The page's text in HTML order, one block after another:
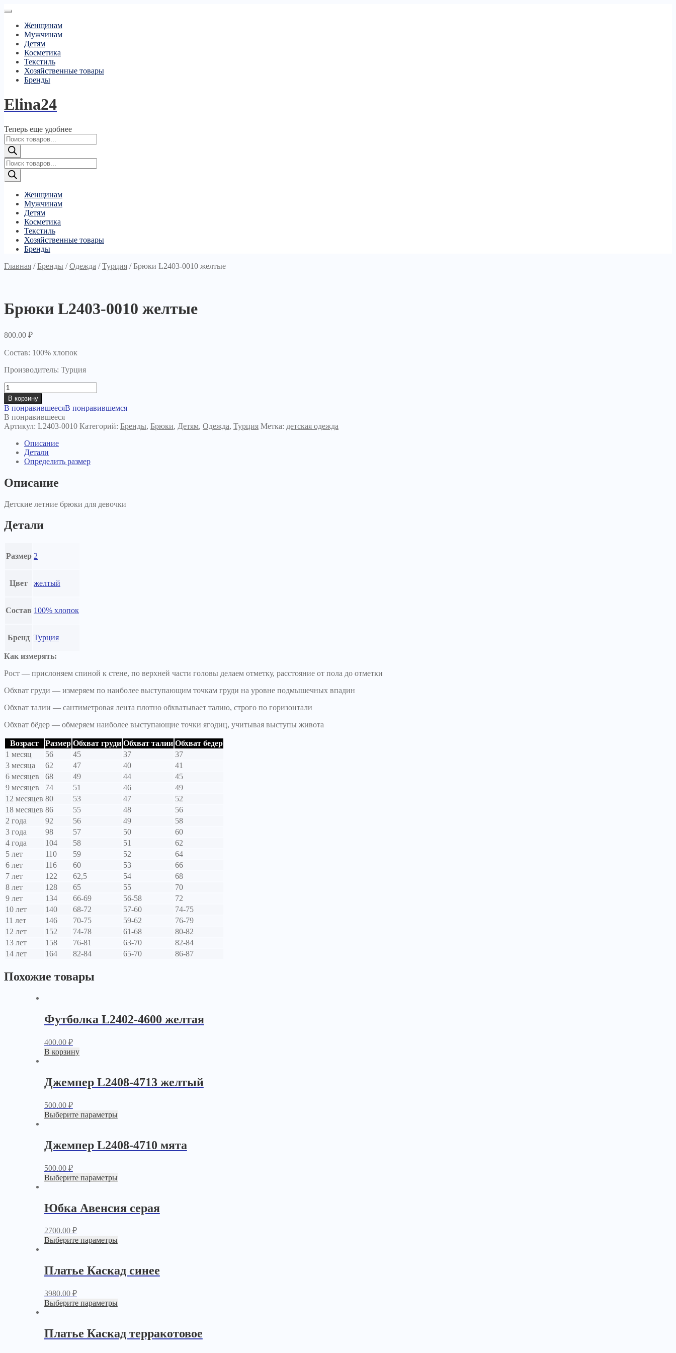
Женщинам
Мужчинам
Детям
Косметика
Текстиль
Хозяйственные товары
Бренды
Elina24
Теперь еще удобнее
Поиск
товаров
Поиск
товаров
Женщинам
Мужчинам
Детям
Косметика
Текстиль
Хозяйственные товары
Бренды
Главная /Бренды /Одежда /Турция /Брюки L2403-0010 желтые
Брюки L2403-0010 желтые
800.00 ₽
Состав: 100% хлопок
Производитель: Турция
Количество
товара
Брюки
L2403-
0010
желтые
В корзину
В понравившеесяВ понравившемся
В понравившееся
Артикул: L2403-0010 Категорий: Бренды, Брюки, Детям, Одежда, Турция Метка: детская одежда
Описание
Детали
Определить размер
Описание
Детские летние брюки для девочки
Детали
Размер 2
Цвет желтый
Состав 100% хлопок
Бренд Турция
Как измерять:
Рост — прислоняем спиной к стене, по верхней части головы делаем отметку, расстояние от пола до отметки
Обхват груди — измеряем по наиболее выступающим точкам груди на уровне подмышечных впадин
Обхват талии — сантиметровая лента плотно обхватывает талию, строго по горизонтали
Обхват бёдер — обмеряем наиболее выступающие точки ягодиц, учитывая выступы живота
Возраст Размер Обхват груди Обхват талии Обхват бедер
1 месяц
56 45 37
37
3 месяца
62 47 40
41
6 месяцев
68 49 44
45
9 месяцев
74 51 46
49
12 месяцев 80 53 47
52
18 месяцев 86 55 48
56
2 года
92 56 49
58
3 года
98 57 50
60
4 года
104 58 51
62
5 лет
110 59 52
64
6 лет
116 60 53
66
7 лет
122 62,5 54
68
8 лет
128 65 55
70
9 лет
134 66-69 56-58
72
10 лет
140 68-72 57-60
74-75
11 лет
146 70-75 59-62
76-79
12 лет
152 74-78 61-68
80-82
13 лет
158 76-81 63-70
82-84
14 лет
164 82-84 65-70 86-87
Похожие товары
Футболка L2402-4600 желтая
400.00 ₽
В корзину
Джемпер L2408-4713 желтый
500.00 ₽
Выберите параметры
Джемпер L2408-4710 мята
500.00 ₽
Выберите параметры
Юбка Авенсия серая
2700.00 ₽
Выберите параметры
Платье Каскад синее
3980.00 ₽
Выберите параметры
Платье Каскад терракотовое